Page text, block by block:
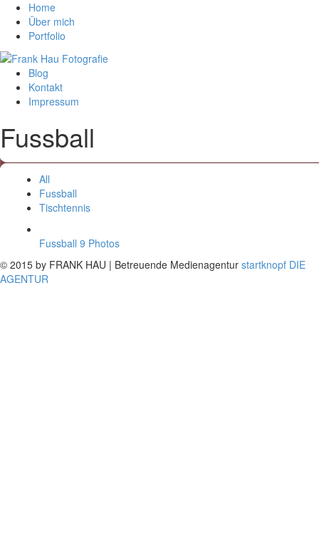
Home
Über mich
Portfolio
Blog
Kontakt
Impressum
Fussball
All
Fussball
Tischtennis
Fussball 9 Photos
© 2015 by FRANK HAU | Betreuende Medienagentur startknopf DIE
AGENTUR